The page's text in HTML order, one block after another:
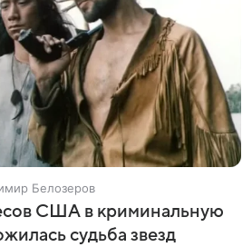
Белозеров
США в криминальную
судьба звезд